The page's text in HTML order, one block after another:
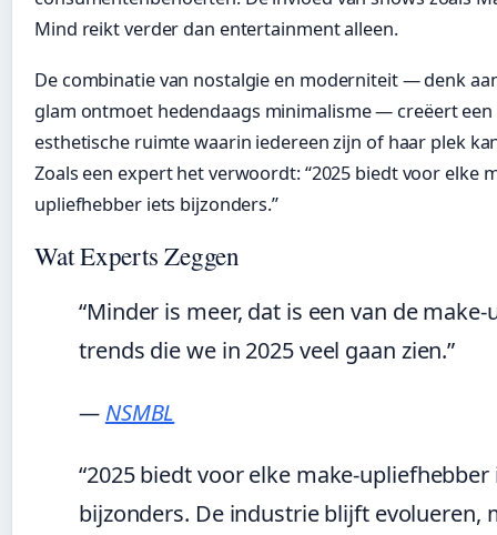
Mind reikt verder dan entertainment alleen.
De combinatie van nostalgie en moderniteit — denk
glam ontmoet hedendaags minimalisme — creëert een
esthetische ruimte waarin iedereen zijn of haar plek
Zoals een expert het verwoordt: “2025 biedt voor elke
upliefhebber iets bijzonders.”
Wat Experts Zeggen
“Minder is meer, dat is een van de make-
trends die we in 2025 veel gaan zien.”
— NSMBL
“2025 biedt voor elke make-upliefhebber
bijzonders. De industrie blijft evolueren,